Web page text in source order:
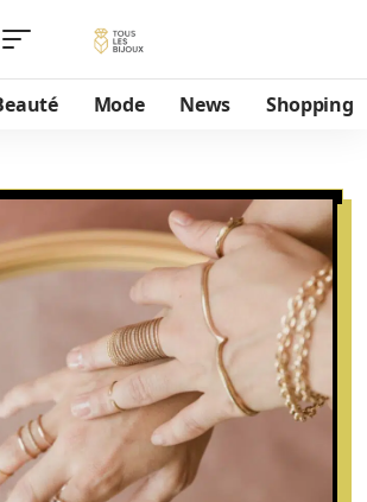
Mode News Shopping